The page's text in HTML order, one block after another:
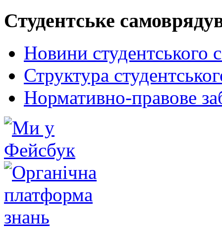
Студентське
Новини студентського
Структура
Нормативно-правове